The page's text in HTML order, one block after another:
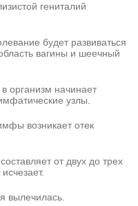
гениталий
будет развиваться
вагины и шеечный
организм начинает
узлы.
возникает отек
от двух до трех
вылечилась.